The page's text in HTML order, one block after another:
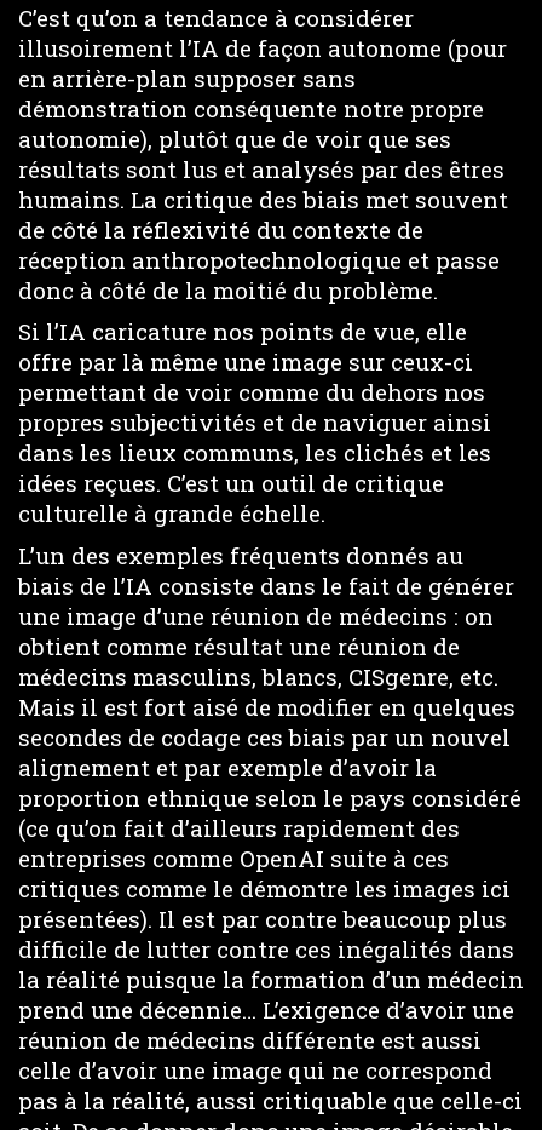
C’est qu’on a tendance à considérer
illusoirement l’IA de façon autonome (pour
en arrière-plan supposer sans
démonstration conséquente notre propre
autonomie), plutôt que de voir que ses
résultats sont lus et analysés par des êtres
humains. La critique des biais met souvent
de côté la réflexivité du contexte de
réception anthropotechnologique et passe
donc à côté de la moitié du problème.
Si l’IA caricature nos points de vue, elle
offre par là même une image sur ceux-ci
permettant de voir comme du dehors nos
propres subjectivités et de naviguer ainsi
dans les lieux communs, les clichés et les
idées reçues. C’est un outil de critique
culturelle à grande échelle.
L’un des exemples fréquents donnés au
biais de l’IA consiste dans le fait de générer
une image d’une réunion de médecins : on
obtient comme résultat une réunion de
médecins masculins, blancs, CISgenre, etc.
Mais il est fort aisé de modifier en quelques
secondes de codage ces biais par un nouvel
alignement et par exemple d’avoir la
proportion ethnique selon le pays considéré
(ce qu’on fait d’ailleurs rapidement des
entreprises comme OpenAI suite à ces
critiques comme le démontre les images ici
présentées). Il est par contre beaucoup plus
difficile de lutter contre ces inégalités dans
la réalité puisque la formation d’un médecin
prend une décennie… L’exigence d’avoir une
réunion de médecins différente est aussi
celle d’avoir une image qui ne correspond
pas à la réalité, aussi critiquable que celle-ci